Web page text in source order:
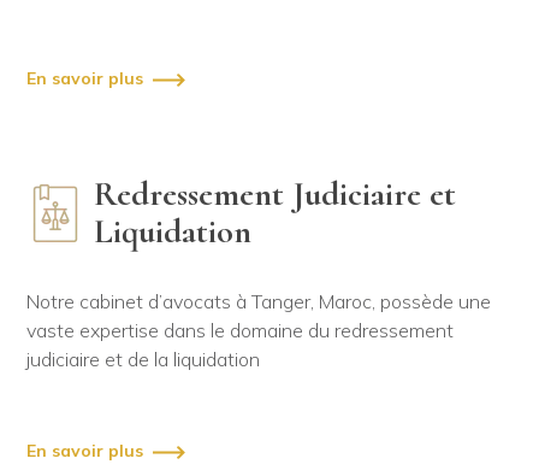
En savoir plus
Redressement Judiciaire et
Liquidation
Notre cabinet d’avocats à Tanger, Maroc, possède une
vaste expertise dans le domaine du redressement
judiciaire et de la liquidation
En savoir plus